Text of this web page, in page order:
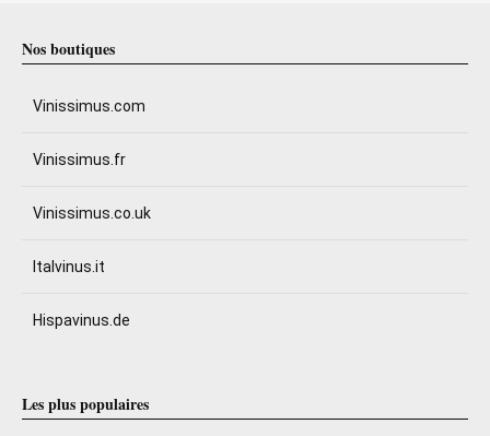
Nos boutiques
Vinissimus.com
Vinissimus.fr
Vinissimus.co.uk
Italvinus.it
Hispavinus.de
Les plus populaires